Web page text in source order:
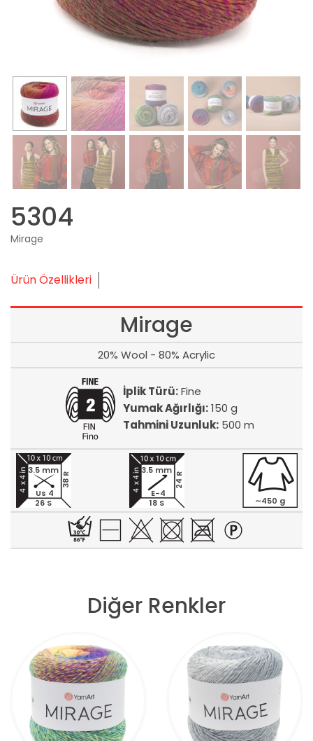
5304
Mirage
Ürün Özellikleri
Mirage
20% Wool - 80% Acrylic
İplik Türü:Fine
Yumak Ağırlığı:150 g
Tahmini Uzunluk: 500 m
26 S
38 R
3.5 mm
Us 4
18 S
24 R
3.5 mm
E-4
∼450 g
Diğer Renkler